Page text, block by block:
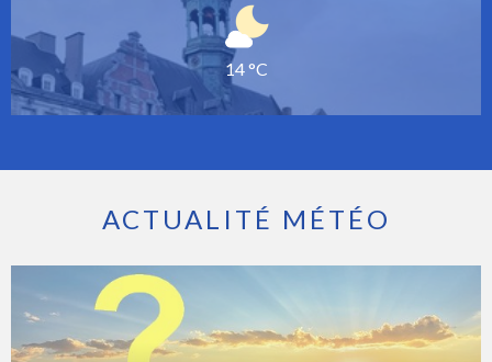
14 °C
ACTUALITÉ MÉTÉO